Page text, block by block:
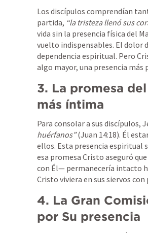
Los discípulos comprendían
partida, “la tristeza llenó sus
vida sin la presencia física del
vuelto indispensables. El dolor
dependencia espiritual. Pero
algo mayor, una presencia
3. La promesa
más íntima
Para consolar a sus discípulos,
huérfanos” (Juan 14:18). Él
ellos. Esta presencia espiritual
esa promesa Cristo aseguró
con Él— permanecería intacto
Cristo viviera en sus siervos
4. La Gran
por Su presencia